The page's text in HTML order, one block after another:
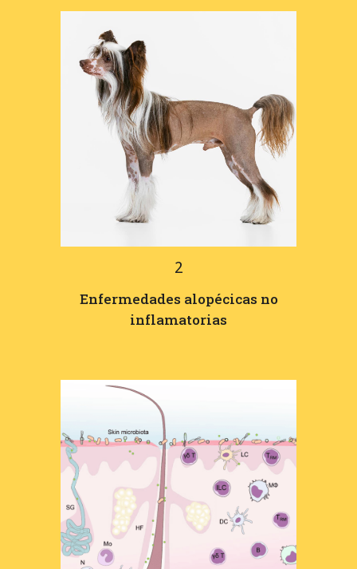
2
Enfermedades alopécicas no
inflamatorias